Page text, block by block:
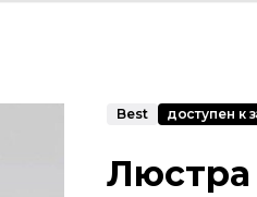
Best доступен к
Люстра